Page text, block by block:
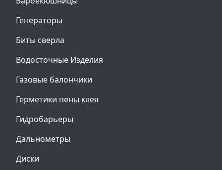
Генераторы
Биты сверла
Водосточные Изделия
Газовые балончики
Герметики пены клея
Гидробарьеры
Дальнометры
Диски